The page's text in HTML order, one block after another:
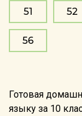
51 52
56
Готовая
языку за 10